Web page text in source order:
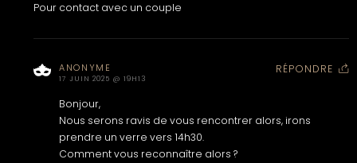
Pour contact avec un couple
ANONYME
17 JUIN 2025 @ 19H13
RÉPONDRE
Bonjour,
Nous serons ravis de vous rencontrer alors, irons
prendre un verre vers 14h30.
Comment vous reconnaître alors ?